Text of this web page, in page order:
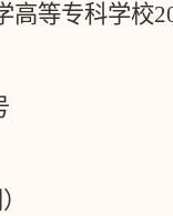
高等专科学校